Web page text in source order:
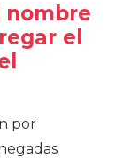
nombre
el
por